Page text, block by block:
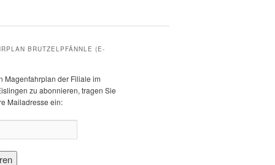
BRUTZELPFÄNNLE (E-
Magenfahrplan der Filiale im
zu abonnieren, tragen Sie
Mailadresse ein: